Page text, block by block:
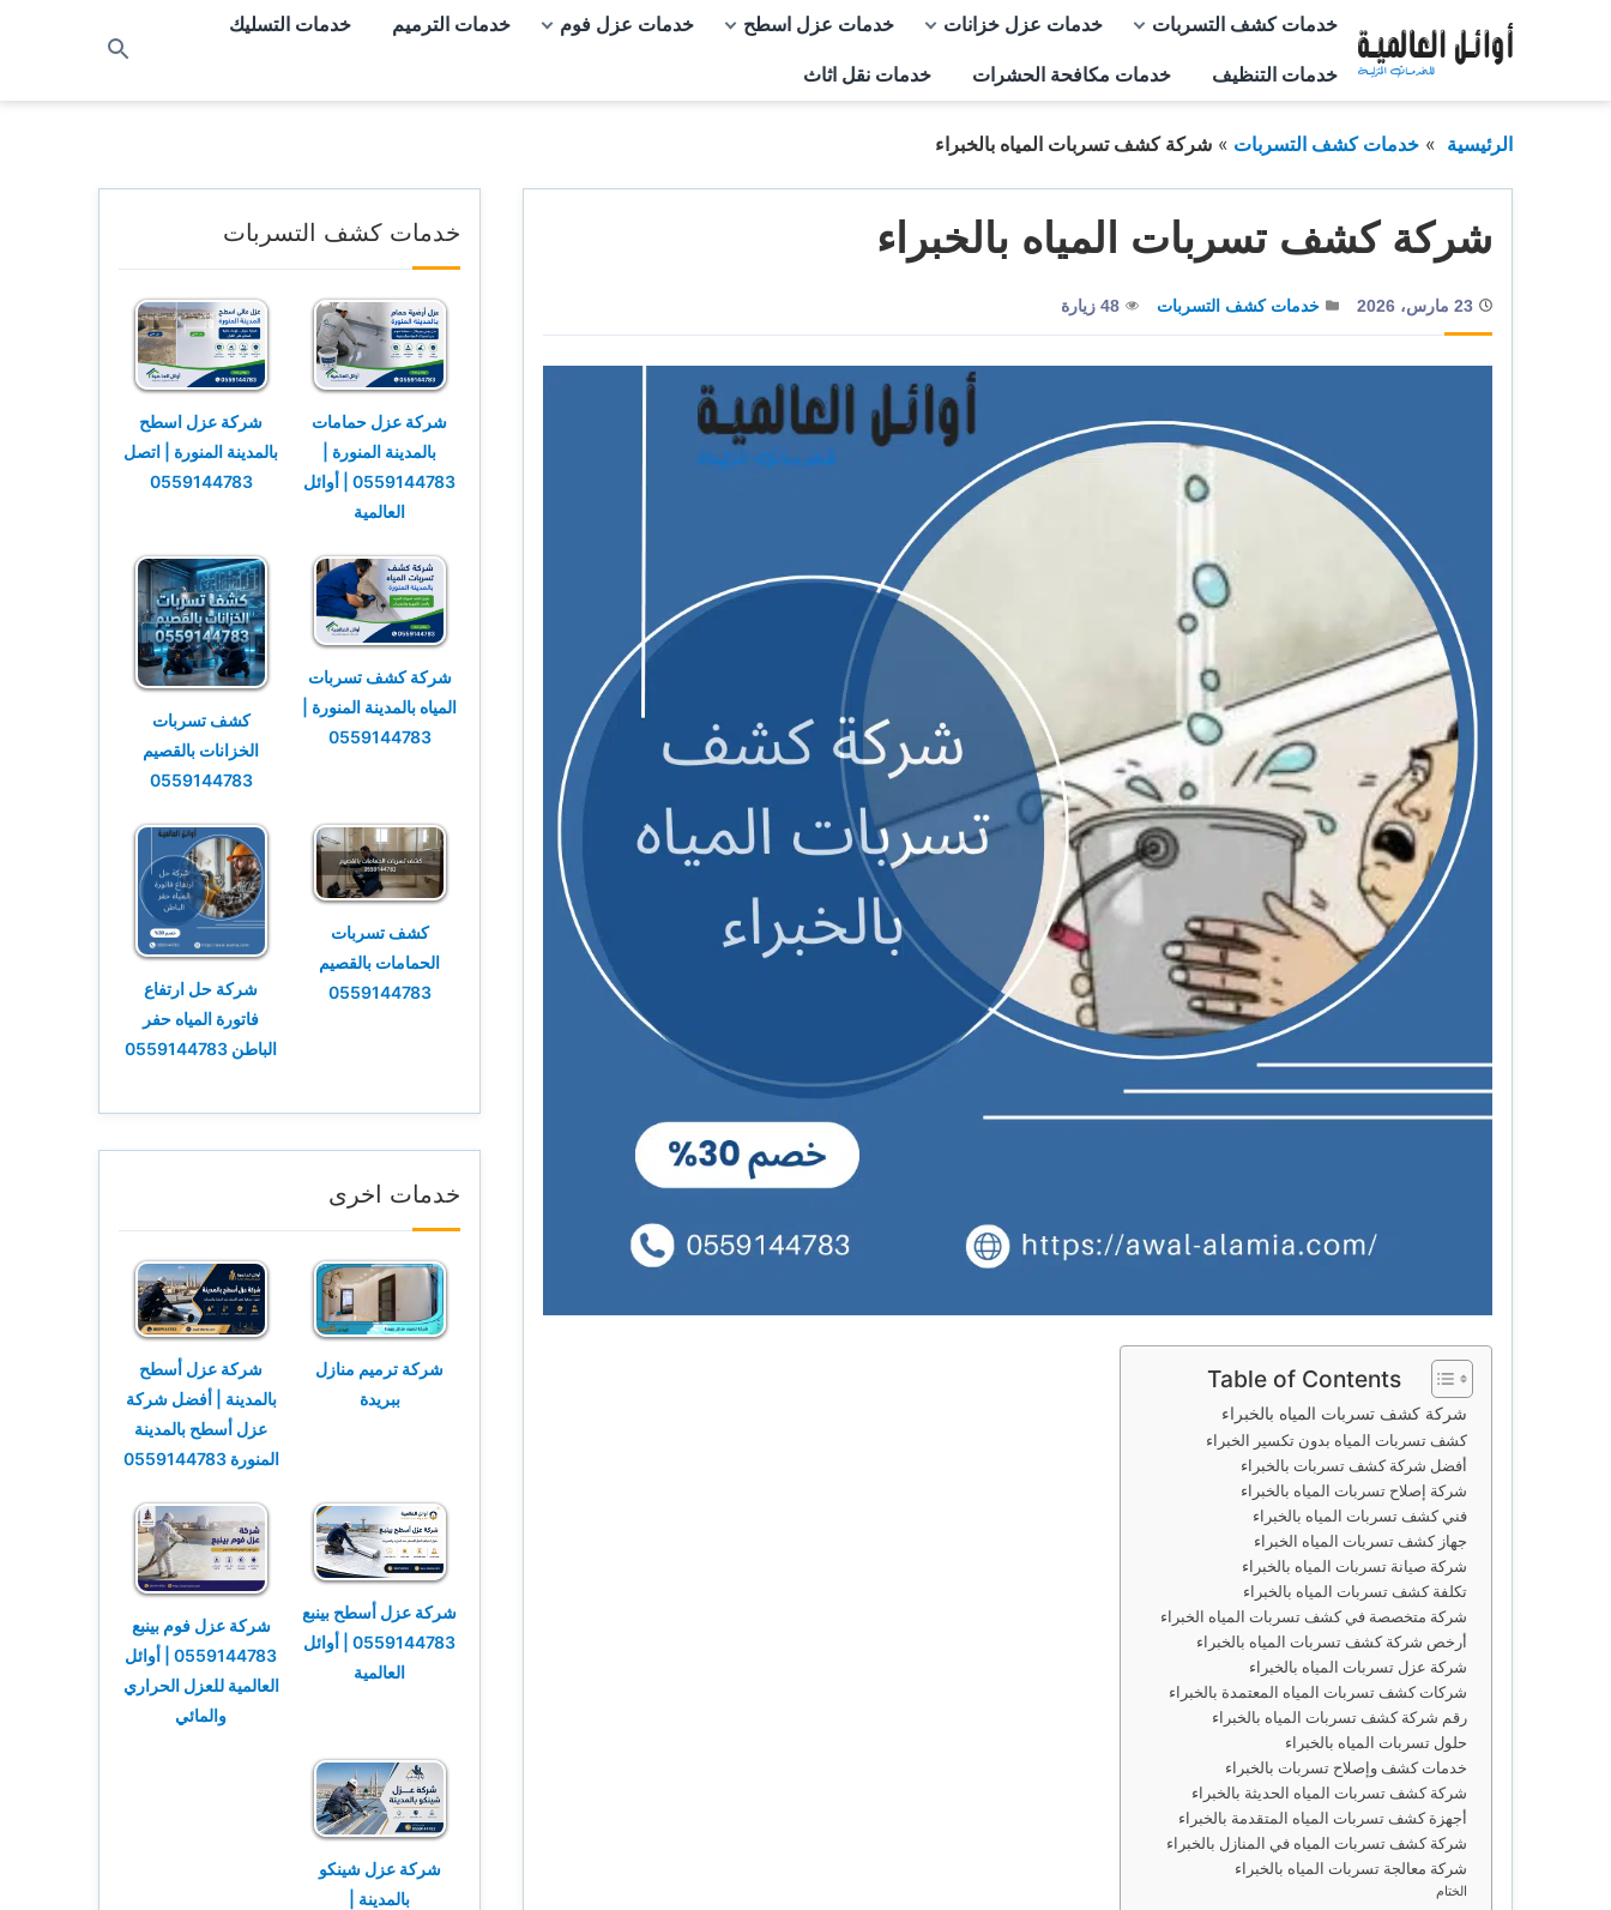
المحتوى
خدمات كشف التسربات خدمات عزل خزانات خدمات عزل اسطح خدمات عزل فوم خدمات الترميم خدمات التسليك
خدمات التنظيف خدمات مكافحة الحشرات خدمات نقل اثاث
الرئيسية خدمات كشف التسربات شركة كشف تسربات المياه بالخبراء
شركة كشف تسربات المياه بالخبراء
23 مارس، 2026 خدمات كشف التسربات 48 زيارة
Table of Contents
شركة كشف تسربات المياه بالخبراء
كشف تسربات المياه بدون تكسير الخبراء
أفضل شركة كشف تسربات بالخبراء
شركة إصلاح تسربات المياه بالخبراء
فني كشف تسربات المياه بالخبراء
جهاز كشف تسربات المياه الخبراء
شركة صيانة تسربات المياه بالخبراء
تكلفة كشف تسربات المياه بالخبراء
شركة متخصصة في كشف تسربات المياه الخبراء
أرخص شركة كشف تسربات المياه بالخبراء
شركة عزل تسربات المياه بالخبراء
شركات كشف تسربات المياه المعتمدة بالخبراء
رقم شركة كشف تسربات المياه بالخبراء
حلول تسربات المياه بالخبراء
خدمات كشف وإصلاح تسربات بالخبراء
شركة كشف تسربات المياه الحديثة بالخبراء
أجهزة كشف تسربات المياه المتقدمة بالخبراء
شركة كشف تسربات المياه في المنازل بالخبراء
شركة معالجة تسربات المياه بالخبراء
الختام
خدمات كشف التسربات
شركة عزل حمامات
بالمدينة المنورة |
0559144783 | أوائل
العالمية
شركة عزل اسطح
بالمدينة المنورة | اتصل
0559144783
شركة كشف تسربات
المياه بالمدينة المنورة |
0559144783
كشف تسربات
الخزانات بالقصيم
0559144783
كشف تسربات
الحمامات بالقصيم
0559144783
شركة حل ارتفاع
فاتورة المياه حفر
الباطن 0559144783
خدمات اخرى
شركة ترميم منازل
ببريدة
شركة عزل أسطح
بالمدينة | أفضل شركة
عزل أسطح بالمدينة
المنورة 0559144783
شركة عزل أسطح بينبع
0559144783 | أوائل
العالمية
شركة عزل فوم بينبع
0559144783 | أوائل
العالمية للعزل الحراري
والمائي
شركة عزل شينكو
بالمدينة |